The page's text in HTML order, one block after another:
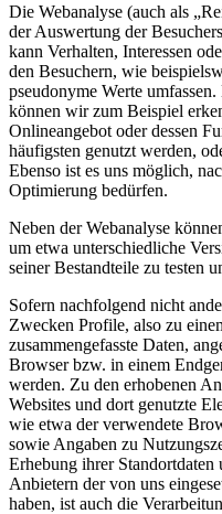
Die Webanalyse (auch als
der Auswertung der
kann Verhalten, Interessen
den Besuchern, wie
pseudonyme Werte
können wir zum Beispiel
Onlineangebot oder dessen
häufigsten genutzt werden,
Ebenso ist es uns möglich,
Optimierung bedürfen.
Neben der Webanalyse
um etwa unterschiedliche
seiner Bestandteile zu testen
Sofern nachfolgend nicht
Zwecken Profile, also zu
zusammengefasste Daten,
Browser bzw. in einem
werden. Zu den erhobenen
Websites und dort genutzte
wie etwa der verwendete
sowie Angaben zu
Erhebung ihrer Standortdaten
Anbietern der von uns
haben, ist auch die